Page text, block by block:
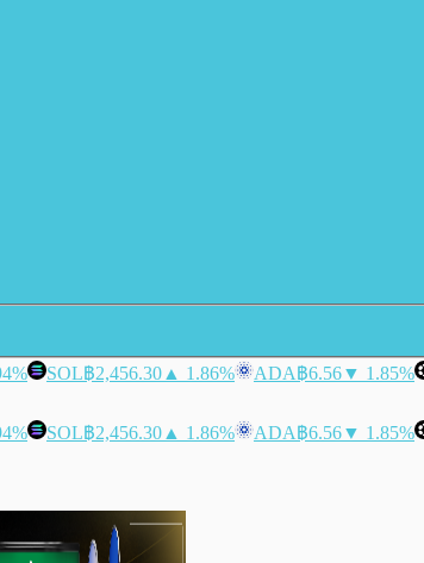
SOL฿2,456.30 ▲ 1.86% ADA฿6.56▼ 1.85%
SOL฿2,456.30 ▲ 1.86% ADA฿6.56▼ 1.85%